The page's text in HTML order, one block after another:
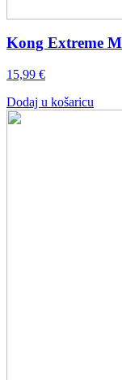
Kong Extreme
15,99 €
Dodaj u košaricu